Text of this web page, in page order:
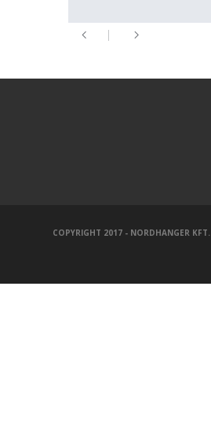
COPYRIGHT 2017 - NORDHANGER KFT.